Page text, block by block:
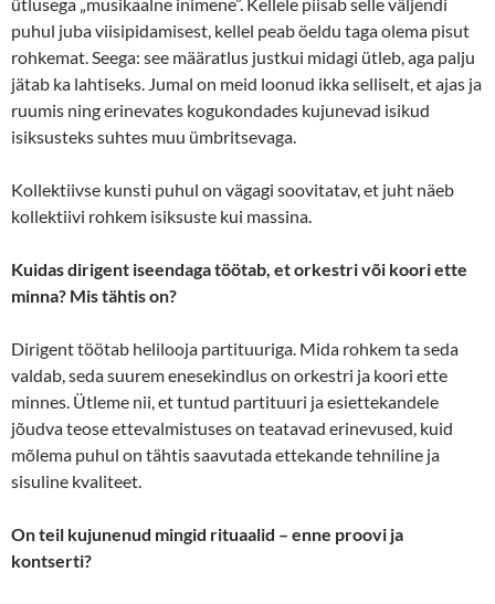
ütlusega „musikaalne inimene”. Kellele piisab selle väljendi
puhul juba viisipidamisest, kellel peab öeldu taga olema pisut
rohkemat. Seega: see määratlus justkui midagi ütleb, aga palju
jätab ka lahtiseks. Jumal on meid loonud ikka selliselt, et ajas ja
ruumis ning erinevates kogukondades kujunevad isikud
isiksusteks suhtes muu ümbritsevaga.
Kollektiivse kunsti puhul on vägagi soovitatav, et juht näeb
kollektiivi rohkem isiksuste kui massina.
Kuidas dirigent iseendaga töötab, et orkestri või koori ette
minna? Mis tähtis on?
Dirigent töötab helilooja partituuriga. Mida rohkem ta seda
valdab, seda suurem enesekindlus on orkestri ja koori ette
minnes. Ütleme nii, et tuntud partituuri ja esiettekandele
jõudva teose ettevalmistuses on teatavad erinevused, kuid
mõlema puhul on tähtis saavutada ettekande tehniline ja
sisuline kvaliteet.
On teil kujunenud mingid rituaalid – enne proovi ja
kontserti?